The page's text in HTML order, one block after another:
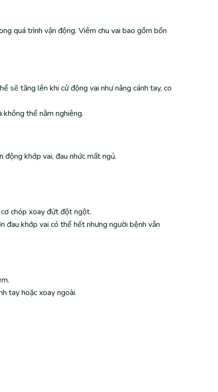
quá trình vận động. Viêm chu vai bao gồm bốn
sẽ tăng lên khi cử động vai như nâng cánh tay, co
không thể nằm nghiêng.
khớp vai, đau nhức mất ngủ.
chóp xoay đứt đột ngột.
đau khớp vai có thể hết nhưng người bệnh vẫn
tay hoặc xoay ngoài.